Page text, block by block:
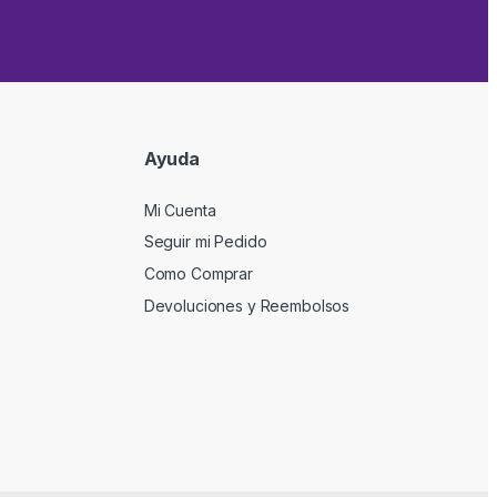
Ayuda
Mi Cuenta
Seguir mi Pedido
Como Comprar
Devoluciones y Reembolsos